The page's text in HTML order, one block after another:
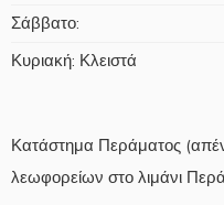
Σάββατο:
Κυριακή: Κλειστά
Κατάστημα Περάματος
λεωφορείων στο λιμάνι